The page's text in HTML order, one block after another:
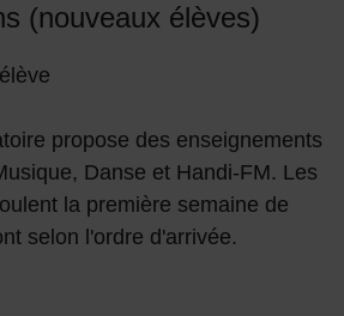
(nouveaux élèves)
propose des enseignements
Danse et Handi-FM. Les
la première semaine de
selon l'ordre d'arrivée.